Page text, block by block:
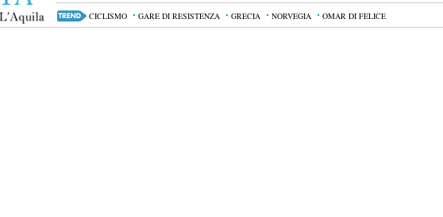
CICLISMO GARE DI RESISTENZA GRECIA NORVEGIA OMAR DI FELICE